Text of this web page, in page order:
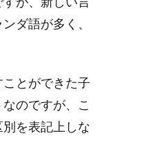
ダ語が多く、
とができた子
のですが、こ
を表記上しな